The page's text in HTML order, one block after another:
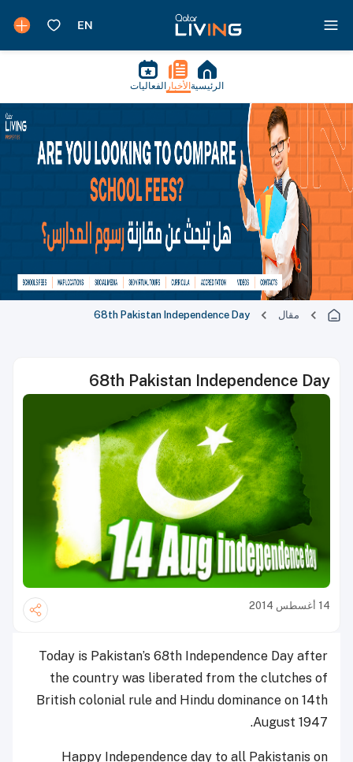
الرئيسية الأخبار الفعاليات
مقال 68th Pakistan Independence Day
68th Pakistan Independence Day
14 أغسطس 2014
Today is Pakistan’s 68th Independence Day after
the country was liberated from the clutches of
British colonial rule and Hindu dominance on 14th
August 1947.
Happy Independence day to all Pakistanis on